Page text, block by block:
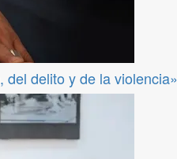
delito y de la violencia»